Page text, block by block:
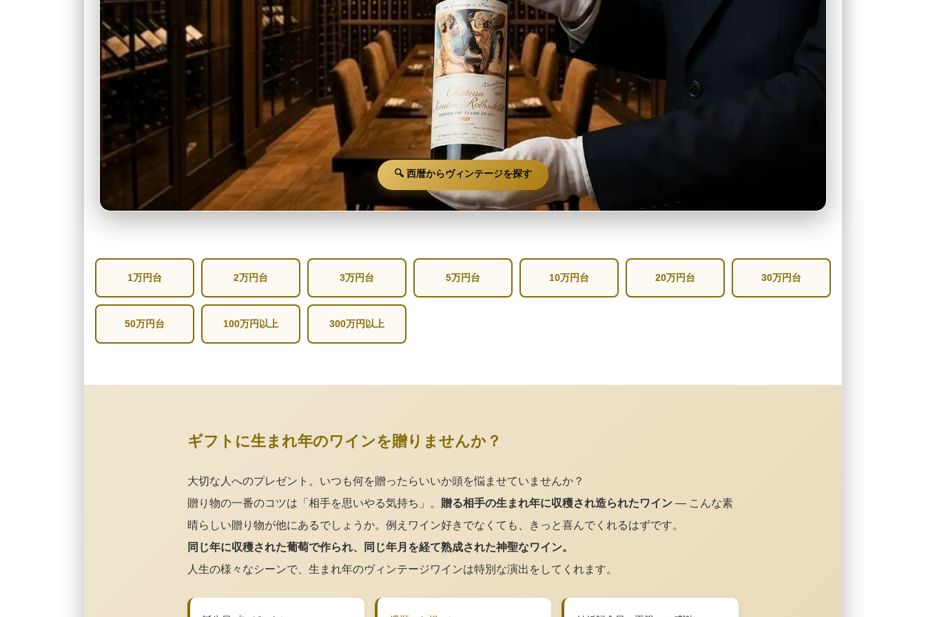
🔍 西暦からヴィンテージを探す
1万円台 2万円台 3万円台 5万円台 10万円台 20万円台 30万円台
50万円台 100万円以上 300万円以上
ギフトに生まれ年のワインを贈りませんか？
大切な人へのプレゼント。いつも何を贈ったらいいか頭を悩ませていませんか？
贈り物の一番のコツは「相手を思いやる気持ち」。 贈る相手の生まれ年に収穫され造られたワイン — こんな素
晴らしい贈り物が他にあるでしょうか。例えワイン好きでなくても、きっと喜んでくれるはずです。
同じ年に収穫された葡萄で作られ、同じ年月を経て熟成された神聖なワイン。
人生の様々なシーンで、生まれ年のヴィンテージワインは特別な演出をしてくれます。